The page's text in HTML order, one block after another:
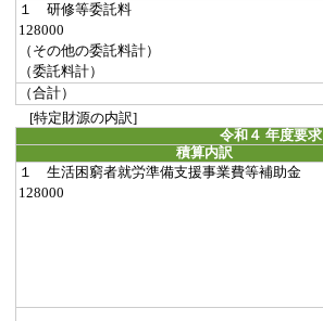
１ 研修等委託料
128000
（その他の委託料計）
（委託料計）
（合計）
[特定財源の内訳]
令和４ 年度要求
積算内訳
１ 生活困窮者就労準備支援事業費等補助金
128000